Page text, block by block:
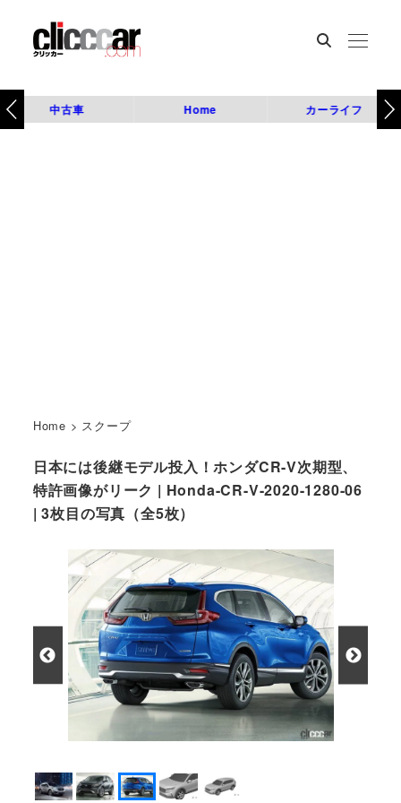
中古車 Home カーライフ
Home > スクープ
日本には後継モデル投入！ホンダCR-V次期型、
特許画像がリーク | Honda-CR-V-2020-1280-06
| 3枚目の写真（全5枚）